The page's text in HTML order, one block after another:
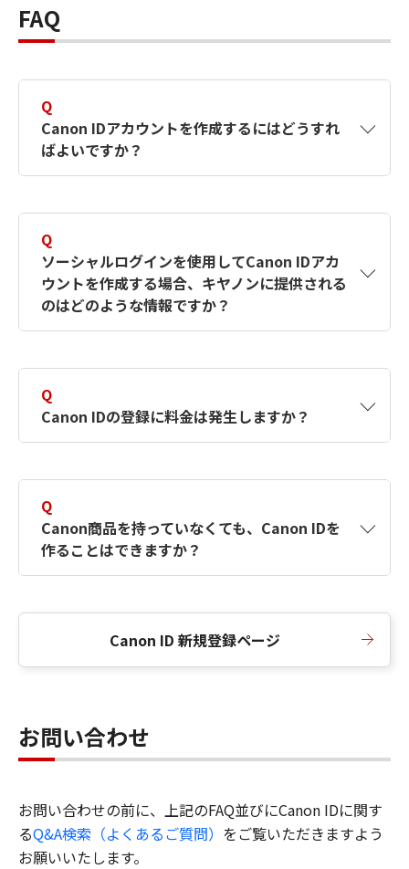
FAQ
Q
Canon IDアカウントを作成するにはどうすれ
ばよいですか？
す。詳しい作成方法は【カメラ】Canon IDとは
何ですか？Canon IDの作成方法は？をご確認く
ださい。
Q
ソーシャルログインを使用してCanon IDアカ
ウントを作成する場合、キヤノンに提供される
のはどのような情報ですか？
択したサービスから取得します。アカウントを
簡単に作成できるように、この情報を使用して
Canon IDの登録フォームを入力します。
Q
Canon IDの登録に料金は発生しますか？
Q
Canon商品を持っていなくても、Canon IDを
作ることはできますか？
Canon ID 新規登録ページ
お問い合わせ
お問い合わせの前に、上記のFAQ並びにCanon IDに関す
るQ&A検索（よくあるご質問） をご覧いただきますよう
お願いいたします。